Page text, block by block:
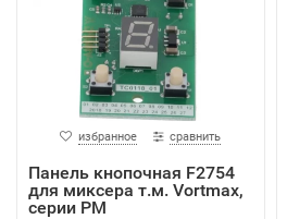
избранное сравнить
Панель кнопочная F2754
для миксера т.м. Vortmax,
серии PM